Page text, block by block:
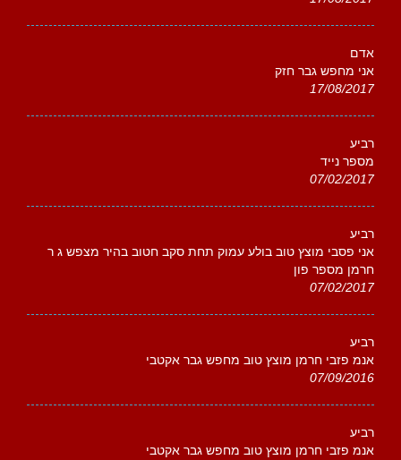
אדם
אני מחפש גבר חזק
17/08/2017
רביע
מספר נייד
07/02/2017
רביע
אני פסבי מוצץ טוב בולע עמוק תחת סקב חטוב בהיר מצפש ג ר
חרמן מספר פון
07/02/2017
רביע
אנמ פזבי חרמן מוצץ טוב מחפש גבר אקטבי
07/09/2016
רביע
אנמ פזבי חרמן מוצץ טוב מחפש גבר אקטבי